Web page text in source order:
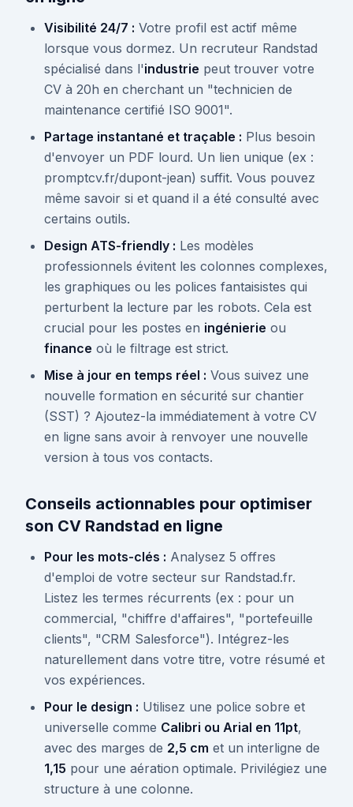
Visibilité 24/7 : Votre profil est actif même
lorsque vous dormez. Un recruteur Randstad
spécialisé dans l'industrie peut trouver votre
CV à 20h en cherchant un "technicien de
maintenance certifié ISO 9001".
Partage instantané et traçable : Plus besoin
d'envoyer un PDF lourd. Un lien unique (ex :
promptcv.fr/dupont-jean) suffit. Vous pouvez
même savoir si et quand il a été consulté avec
certains outils.
Design ATS-friendly : Les modèles
professionnels évitent les colonnes complexes,
les graphiques ou les polices fantaisistes qui
perturbent la lecture par les robots. Cela est
crucial pour les postes en ingénierie ou
finance où le filtrage est strict.
Mise à jour en temps réel : Vous suivez une
nouvelle formation en sécurité sur chantier
(SST) ? Ajoutez-la immédiatement à votre CV
en ligne sans avoir à renvoyer une nouvelle
version à tous vos contacts.
Conseils actionnables pour optimiser
son CV Randstad en ligne
Pour les mots-clés : Analysez 5 offres
d'emploi de votre secteur sur Randstad.fr.
Listez les termes récurrents (ex : pour un
commercial, "chiffre d'affaires", "portefeuille
clients", "CRM Salesforce"). Intégrez-les
naturellement dans votre titre, votre résumé et
vos expériences.
Pour le design : Utilisez une police sobre et
universelle comme Calibri ou Arial en 11pt,
avec des marges de 2,5 cm et un interligne de
1,15 pour une aération optimale. Privilégiez une
structure à une colonne.